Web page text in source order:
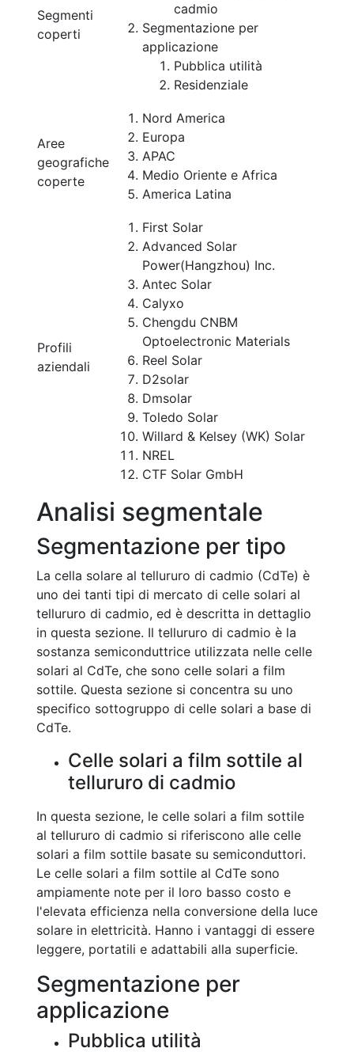
Segmenti
coperti
cadmio
Segmentazione per
applicazione
Pubblica utilità
Residenziale
Aree
geografiche
coperte
Nord America
Europa
APAC
Medio Oriente e Africa
America Latina
Profili
aziendali
First Solar
Advanced Solar
Power(Hangzhou) Inc.
Antec Solar
Calyxo
Chengdu CNBM
Optoelectronic Materials
Reel Solar
D2solar
Dmsolar
Toledo Solar
Willard & Kelsey (WK) Solar
NREL
CTF Solar GmbH
Analisi segmentale
Segmentazione per tipo
La cella solare al tellururo di cadmio (CdTe) è
uno dei tanti tipi di mercato di celle solari al
tellururo di cadmio, ed è descritta in dettaglio
in questa sezione. Il tellururo di cadmio è la
sostanza semiconduttrice utilizzata nelle celle
solari al CdTe, che sono celle solari a film
sottile. Questa sezione si concentra su uno
specifico sottogruppo di celle solari a base di
CdTe.
Celle solari a film sottile al
tellururo di cadmio
In questa sezione, le celle solari a film sottile
al tellururo di cadmio si riferiscono alle celle
solari a film sottile basate su semiconduttori.
Le celle solari a film sottile al CdTe sono
ampiamente note per il loro basso costo e
l'elevata efficienza nella conversione della luce
solare in elettricità. Hanno i vantaggi di essere
leggere, portatili e adattabili alla superficie.
Segmentazione per
applicazione
Pubblica utilità